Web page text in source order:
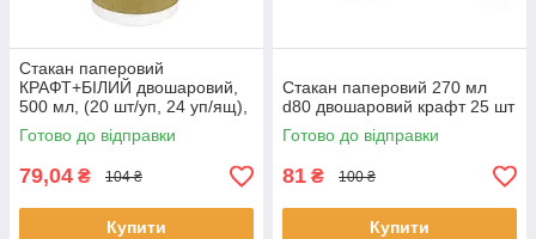
Стакан паперовий
КРАФТ+БІЛИЙ двошаровий,
500 мл, (20 шт/уп, 24 уп/ящ),
П-90
Готово до відправки
79,04 ₴ 104 ₴
Купити
Стакан паперовий 270 мл
d80 двошаровий крафт 25 шт
Готово до відправки
81 ₴ 100 ₴
Купити